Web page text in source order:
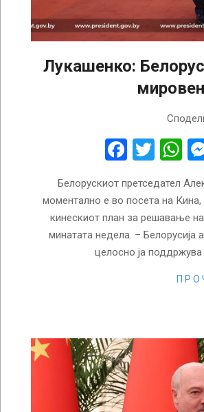
Лукашенко:
Белорускиот претседател
моментално е во посета на
кинескиот план за решавање
минатата недела. –
целосно ја